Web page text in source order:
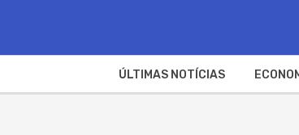
ÚLTIMAS NOTÍCIAS